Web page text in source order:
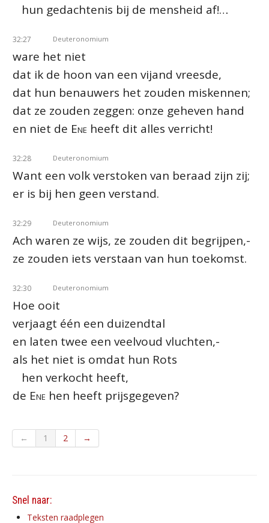
hun gedachtenis bij de mensheid af!…
32:27 Deuteronomium
ware het niet
dat ik de hoon van een vijand vreesde,
dat hun benauwers het zouden miskennen;
dat ze zouden zeggen: onze geheven hand
en niet de Ene heeft dit alles verricht!
32:28 Deuteronomium
Want een volk verstoken van beraad zijn zij;
er is bij hen geen verstand.
32:29 Deuteronomium
Ach waren ze wijs, ze zouden dit begrijpen,-
ze zouden iets verstaan van hun toekomst.
32:30 Deuteronomium
Hoe ooit
verjaagt één een duizendtal
en laten twee een veelvoud vluchten,-
als het niet is omdat hun Rots
hen verkocht heeft,
de Ene hen heeft prijsgegeven?
← 1 2 →
Snel naar:
Teksten raadplegen